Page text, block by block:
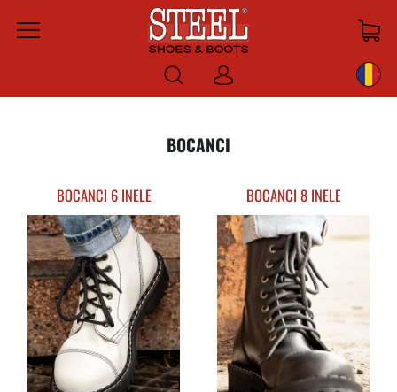
Menu
Log
in
BOCANCI
BOCANCI 6 INELE BOCANCI 8 INELE